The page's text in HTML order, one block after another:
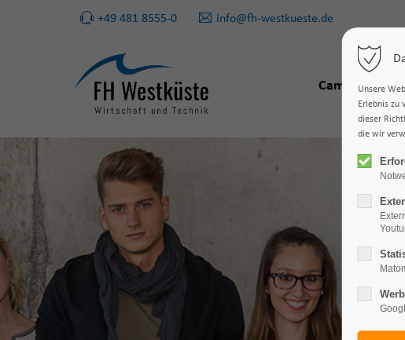
+49 481 8555-0 info@fh-westkueste.de
CampusUnsere
Erlebnis zu
dieser
die wir